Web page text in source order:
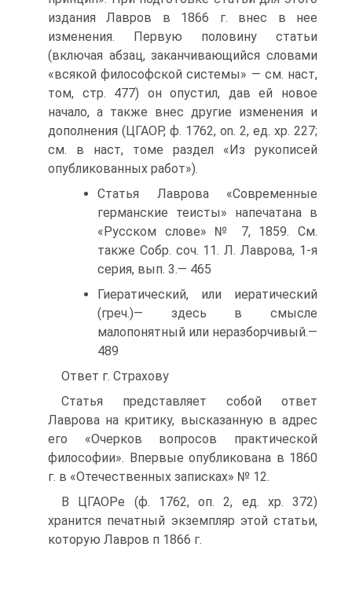
издания Лавров в 1866 г. внес в нее
изменения. Первую половину статьи
(включая абзац, заканчивающийся словами
«всякой философской системы» — см. наст,
том, стр. 477) он опустил, дав ей новое
начало, а также внес другие изменения и
дополнения (ЦГАОР, ф. 1762, on. 2, ед. хр. 227;
см. в наст, томе раздел «Из рукописей
опубликованных работ»).
Статья Лаврова «Современные
германские теисты» напечатана в
«Русском слове» № 7, 1859. См.
также Собр. соч. 11. Л. Лаврова, 1-я
серия, вып. 3.— 465
Гиератический, или иератический
(греч.)— здесь в смысле
малопонятный или неразборчивый.—
489
Ответ г. Страхову
Статья представляет собой ответ
Лаврова на критику, высказанную в адрес
его «Очерков вопросов практической
философии». Впервые опубликована в 1860
г. в «Отечественных записках» № 12.
В ЦГАОРе (ф. 1762, оп. 2, ед. хр. 372)
хранится печатный экземпляр этой статьи,
которую Лавров п 1866 г.